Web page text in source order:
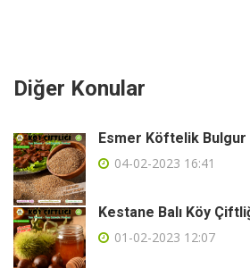
Diğer Konular
Esmer Köftelik Bulgur
04-02-2023 16:41
Kestane Balı Köy
01-02-2023 12:07